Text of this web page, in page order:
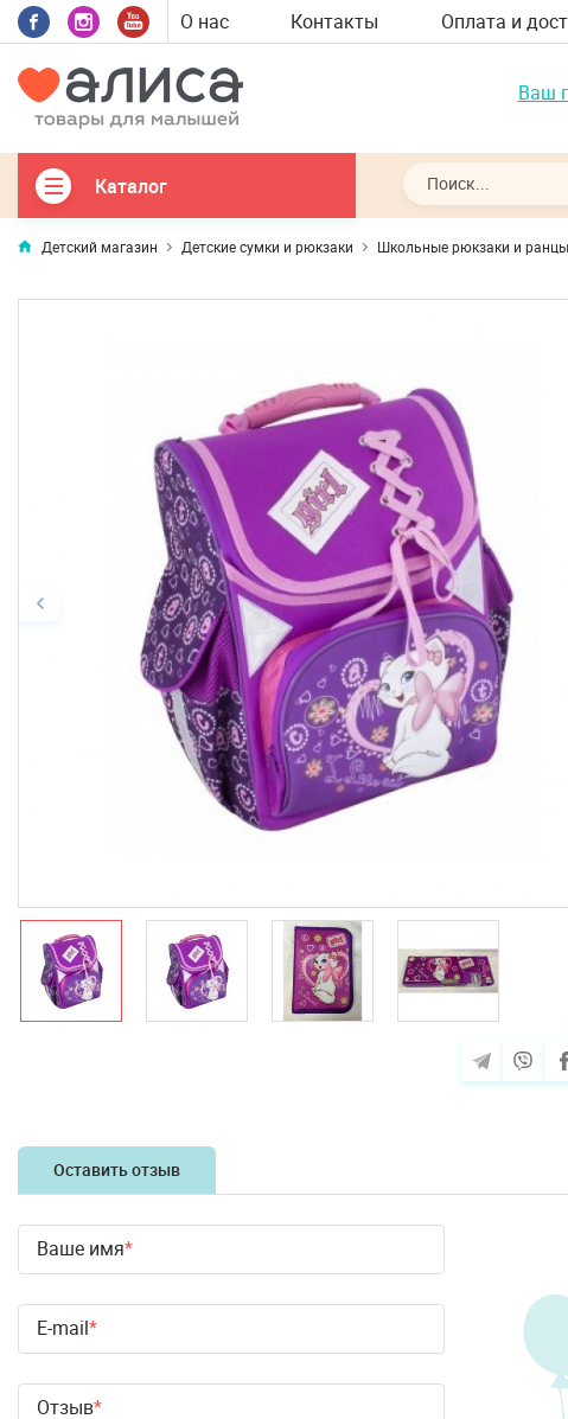
О нас Контакты Оплата и
Ваш
Каталог
Детский магазин Детские сумки и рюкзаки Школьные рюкзаки и ранцы
Оставить отзыв
Ваше имя
E-mail
Отзыв